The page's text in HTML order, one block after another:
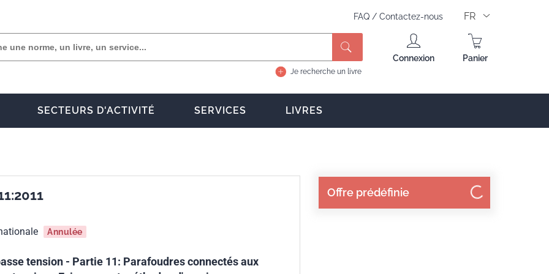
FAQ / Contactez-nous FR
Je recherche un livre
Connexion Panier
SECTEURS D'ACTIVITÉ SERVICES LIVRES
Offre prédéfinie
Annulée
tension - Partie 11: Parafoudres connectés aux